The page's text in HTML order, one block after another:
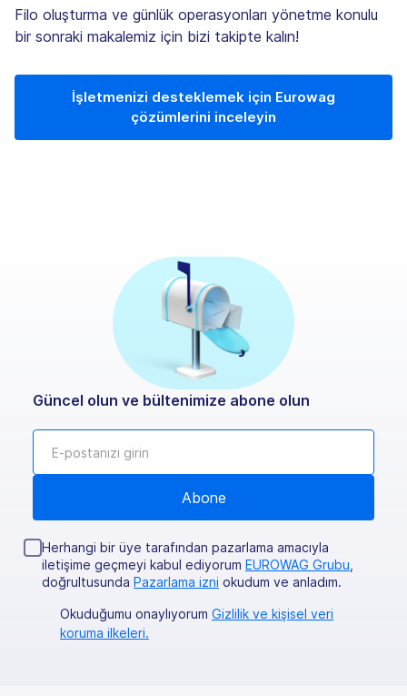
Filo oluşturma ve günlük operasyonları yönetme konulu
bir sonraki makalemiz için bizi takipte kalın!
İşletmenizi desteklemek için Eurowag
çözümlerini inceleyin
Güncel olun ve bültenimize abone olun
Herhangi bir üye tarafından pazarlama amacıyla
iletişime geçmeyi kabul ediyorum EUROWAG Grubu
doğrultusunda Pazarlama izni okudum ve anladım.
Okuduğumu onaylıyorum Gizlilik ve kişisel veri
koruma ilkeleri.